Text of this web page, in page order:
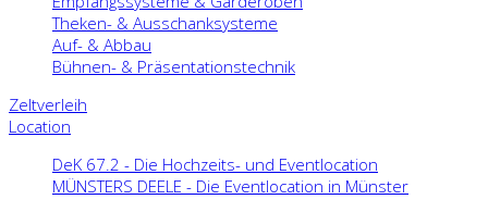
Theken- & Ausschanksysteme
Auf- & Abbau
Bühnen- & Präsentationstechnik
Zeltverleih
Location
DeK 67.2 - Die Hochzeits- und Eventlocation
MÜNSTERS DEELE - Die Eventlocation in Münster